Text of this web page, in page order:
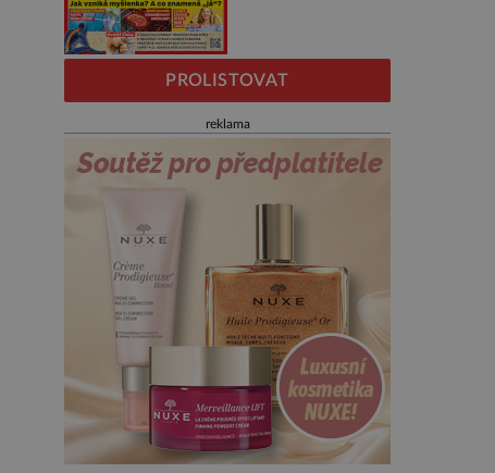
PROLISTOVAT
reklama